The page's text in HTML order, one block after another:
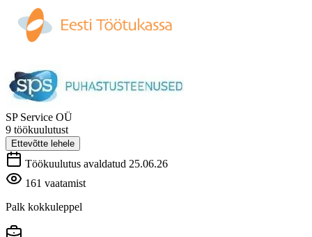
SP Service OÜ
9 töökuulutust
Ettevõtte lehele
Töökuulutus avaldatud 25.06.26
161 vaatamist
Palk kokkuleppel